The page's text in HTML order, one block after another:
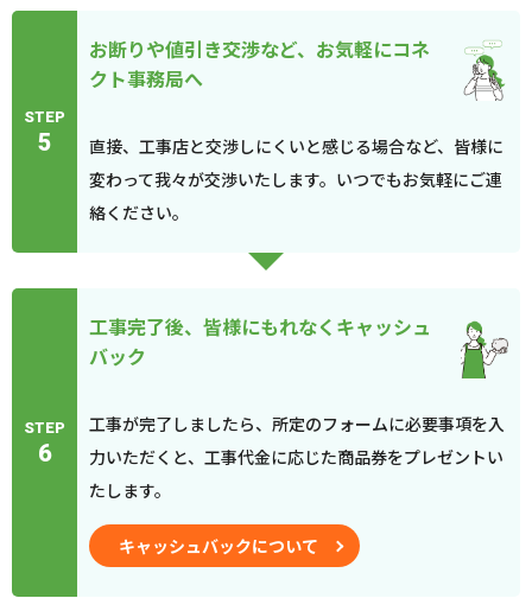
STEP
5
お断りや値引き交渉など、お気軽にコネ
クト事務局へ
直接、工事店と交渉しにくいと感じる場合など、皆様に
変わって我々が交渉いたします。いつでもお気軽にご連
絡ください。
STEP
6
工事完了後、皆様にもれなくキャッシュ
バック
工事が完了しましたら、所定のフォームに必要事項を入
力いただくと、工事代金に応じた商品券をプレゼントい
たします。
キャッシュバックについて